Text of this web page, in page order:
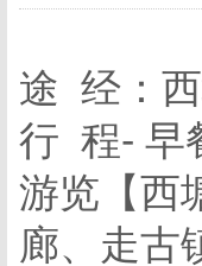
途 经：
行 程- 早
游览【西
廊、走古